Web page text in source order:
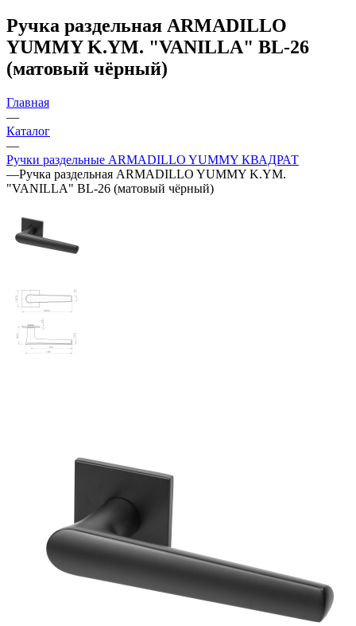
Ручка раздельная ARMADILLO
YUMMY K.YM. "VANILLA" BL-26
(матовый чёрный)
Главная
—
Каталог
—
Ручки раздельные ARMADILLO YUMMY КВАДРАТ
—Ручка раздельная ARMADILLO YUMMY K.YM.
"VANILLA" BL-26 (матовый чёрный)